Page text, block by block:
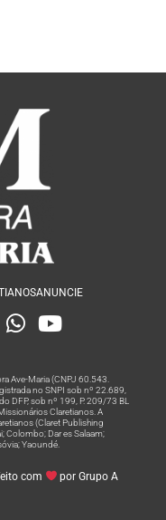
ANUNCIE
Ave-Maria (CNPJ 60.543.
no SNPI sob nº 22.689,
DFP, sob nº 199, P. 209/73 BL
Claretianos. A
(Claret Publishing
Colombo; Dar es Salaam;
Yaoundé.
com
por Grupo A